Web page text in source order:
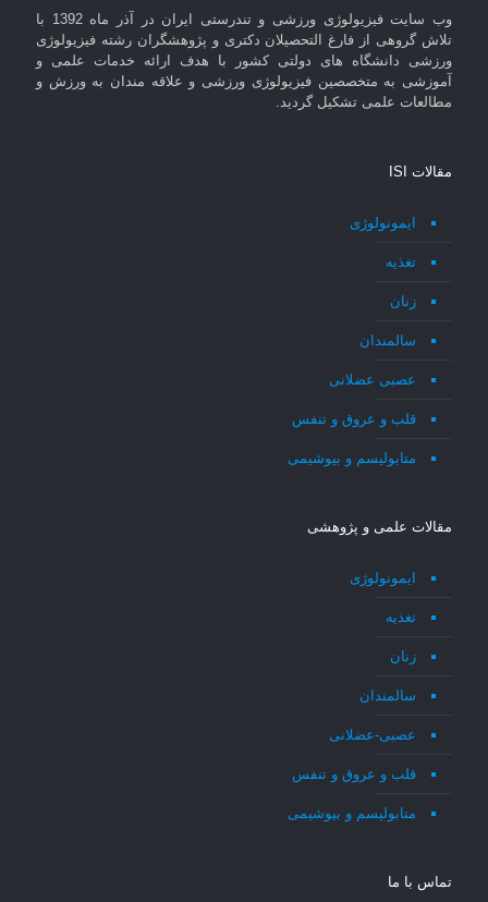
وب سایت فیزیولوژی ورزشی و تندرستی ایران در آذر ماه 1392 با
تلاش گروهی از فارغ التحصیلان دکتری و پژوهشگران رشته فیزیولوژی
ورزشی دانشگاه های دولتی کشور با هدف ارائه خدمات علمی و
آموزشی به متخصصین فیزیولوژی ورزشی و علاقه مندان به ورزش و
مطالعات علمی تشکیل گردید.
مقالات ISI
ایمونولوژی
تغذیه
زنان
سالمندان
عصبی عضلانی
قلب و عروق و تنفس
متابولیسم و بیوشیمی
مقالات علمی و پژوهشی
ایمونولوژی
تغذیه
زنان
سالمندان
عصبی-عضلانی
قلب و عروق و تنفس
متابولیسم و بیوشیمی
تماس با ما